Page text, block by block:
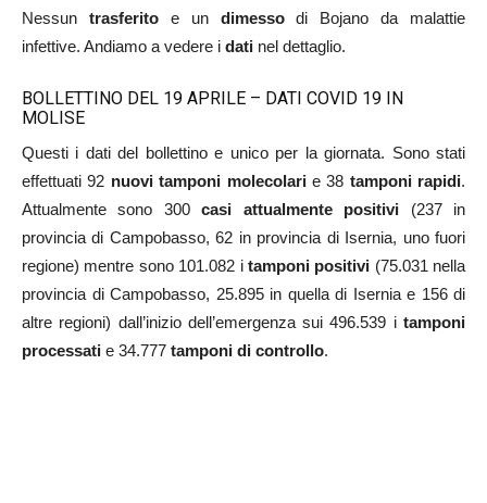
Nessun trasferitoe un dimessodi Bojano da malattie
infettive. Andiamo a vedere i dati nel dettaglio.
BOLLETTINO DEL 19 APRILE – DATI COVID 19 IN
MOLISE
Questi i dati del bollettino e unico per la giornata. Sono stati
effettuati 92 nuovi tamponi molecolari e 38 tamponi rapidi.
Attualmente sono 300casi attualmente positivi (237 in
provincia di Campobasso, 62 in provincia di Isernia, uno fuori
regione) mentre sono 101.082 i tamponi positivi (75.031 nella
provincia di Campobasso, 25.895 in quella di Isernia e 156 di
altre regioni) dall’inizio dell’emergenza sui 496.539 i tamponi
processati e 34.777 tamponi di controllo.